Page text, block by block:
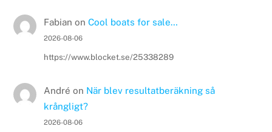
Fabian on Cool boats for sale…
2026-08-06
https://www.blocket.se/25338289
André on När blev resultatberäkning så
krångligt?
2026-08-06